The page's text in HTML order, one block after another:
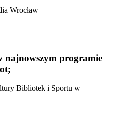
Wrocław
programie
Bibliotek i Sportu w